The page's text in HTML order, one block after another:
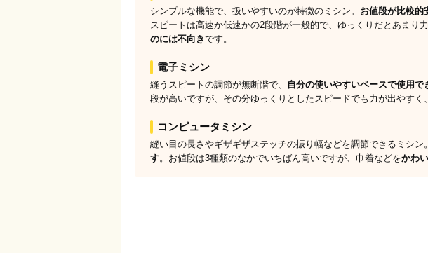
シンプルな機能で、扱いやすいのが特徴のミシン。 お値段が比較的
スピートは高速か低速かの2段階が一般的で、ゆっくりだとあまり力
のには不向きです。
電子ミシン
縫うスピートの調節が無断階で、 自分の使いやすいペースで使用で
段が高いですが、その分ゆっくりとしたスピードでも力が出やすく、
コンピュータミシン
縫い目の長さやギザギザステッチの振り幅などを調節できるミシン。
す。お値段は3種類のなかでいちばん高いですが、巾着などをかわ